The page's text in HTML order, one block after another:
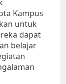
Kampus
untuk
dapat
belajar